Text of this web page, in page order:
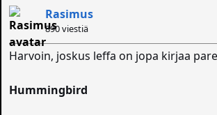
Rasimus
890 viestiä
Harvoin, joskus leffa on jopa kirjaa
Hummingbird